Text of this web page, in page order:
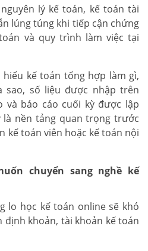
lý kế toán, kế toán tài
lúng túng khi tiếp cận chứng
và quy trình làm việc tại
kế toán tổng hợp làm gì,
số liệu được nhập trên
và báo cáo cuối kỳ được lập
nền tảng quan trọng trước
kế toán viên hoặc kế toán nội
chuyển sang nghề kế
lo học kế toán online sẽ khó
định khoản, tài khoản kế toán